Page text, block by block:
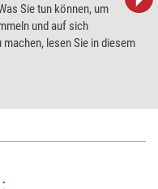
Sie tun können, um
und auf sich
lesen Sie in diesem